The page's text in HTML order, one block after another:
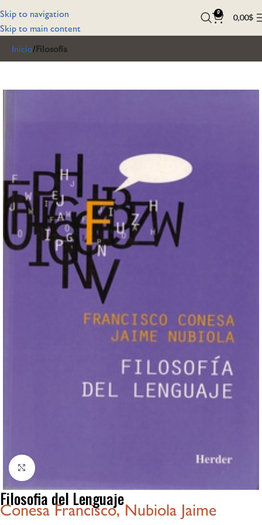
Skip to navigation
Skip to main content
0 0,00$
Inicio Filosofía
Click to enlarge
Filosofia del Lenguaje
Conesa Francisco, Nubiola Jaime